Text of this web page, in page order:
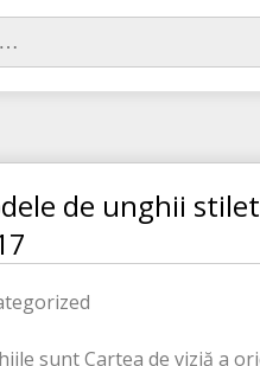
de unghii
sunt Cartea de viziă a